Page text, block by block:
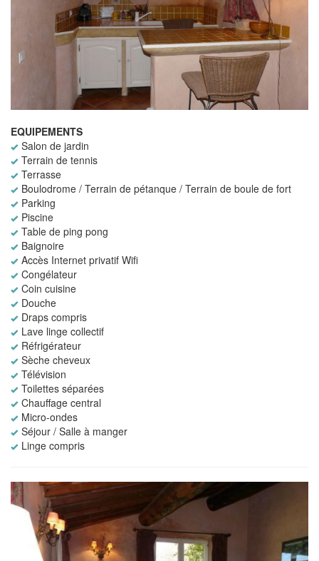
EQUIPEMENTS
Salon de jardin
Terrain de tennis
Terrasse
Boulodrome / Terrain de pétanque / Terrain de boule de fort
Parking
Piscine
Table de ping pong
Baignoire
Accès Internet privatif Wifi
Congélateur
Coin cuisine
Douche
Draps compris
Lave linge collectif
Réfrigérateur
Sèche cheveux
Télévision
Toilettes séparées
Chauffage central
Micro-ondes
Séjour / Salle à manger
Linge compris